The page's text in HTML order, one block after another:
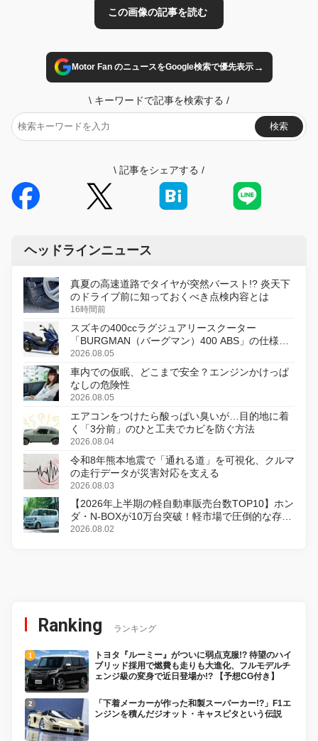
Motor Fan のニュースをGoogle検索で優先表示→
\ キーワードで記事を検索する /
検索
\ 記事をシェアする /
ヘッドラインニュース
真夏の高速道路でタイヤが突然バースト!? 炎天下
のドライブ前に知っておくべき点検内容とは
16時間前
スズキの400ccラグジュアリースクーター
「BURGMAN（バーグマン）400 ABS」の仕様を
変更し、8月18日に発売
2026.08.05
車内での仮眠、どこまで安全？エンジンかけっぱ
なしの危険性
2026.08.05
エアコンをつけたら酸っぱい臭いが…目的地に着
く「3分前」のひと工夫でカビを防ぐ方法
2026.08.04
令和8年熊本地震で「通れる道」を可視化、クルマ
の走行データが災害対応を支える
2026.08.03
【2026年上半期の軽自動車販売台数TOP10】ホン
ダ・N-BOXが10万台突破！軽市場で圧倒的な存在
感
2026.08.02
Ranking ランキング
トヨタ『ルーミー』がついに弱点克服!? 待望のハイ
ブリッド採用で燃費も走りも大進化、フルモデルチ
ェンジ級の変身で近日登場か!? 【予想CG付き】
「下着メーカーが作った和製スーパーカー!?」F1エ
ンジンを積んだジオット・キャスピタという伝説